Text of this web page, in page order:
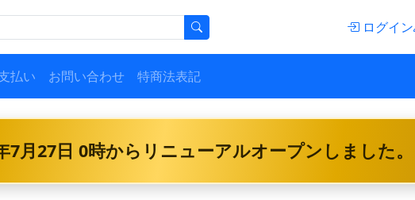
ログイン
払い お問い合わせ 特商法表記
7月27日 0時からリニューアルオープンしました。